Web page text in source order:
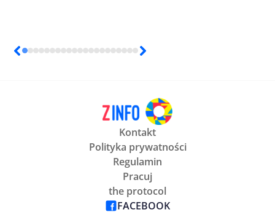
Kontakt
Polityka prywatności
Regulamin
Pracuj
the protocol
FACEBOOK